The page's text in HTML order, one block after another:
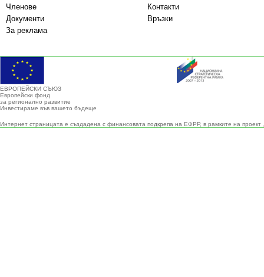
Членове
Контакти
Документи
Връзки
За реклама
ЕВРОПЕЙСКИ СЪЮЗ
Европейски фонд
за регионално развитие
Инвестираме във вашето бъдеще
Интернет страницата е създадена с финансовата подкрепа на ЕФРР, в рамките на